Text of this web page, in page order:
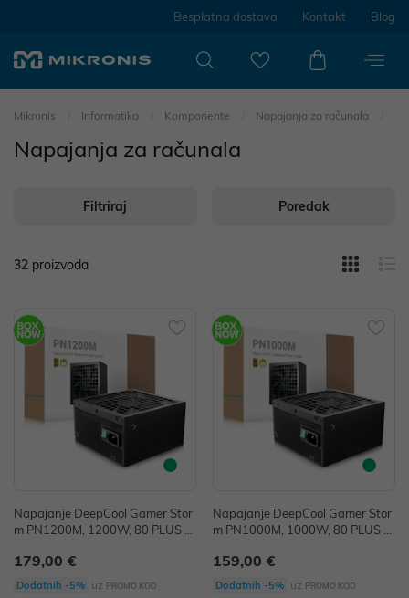
Besplatna dostava Kontakt Blog
Mikronis Informatika Komponente Napajanja za računala
Napajanja za računala
Filtriraj Poredak
32 proizvoda
Napajanje DeepCool Gamer Stor
m PN1200M, 1200W, 80 PLUS G
179,00 €
Dodatnih -5% uz PROMO KOD
Napajanje DeepCool Gamer Stor
m PN1000M, 1000W, 80 PLUS G
159,00 €
Dodatnih -5% uz PROMO KOD